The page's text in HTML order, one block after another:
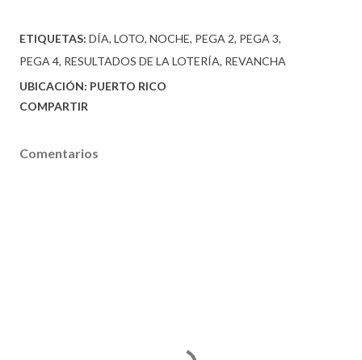
ETIQUETAS: DÍA LOTO NOCHE PEGA 2 PEGA 3
PEGA 4 RESULTADOS DE LA LOTERÍA REVANCHA
UBICACIÓN: PUERTO RICO
COMPARTIR
Comentarios